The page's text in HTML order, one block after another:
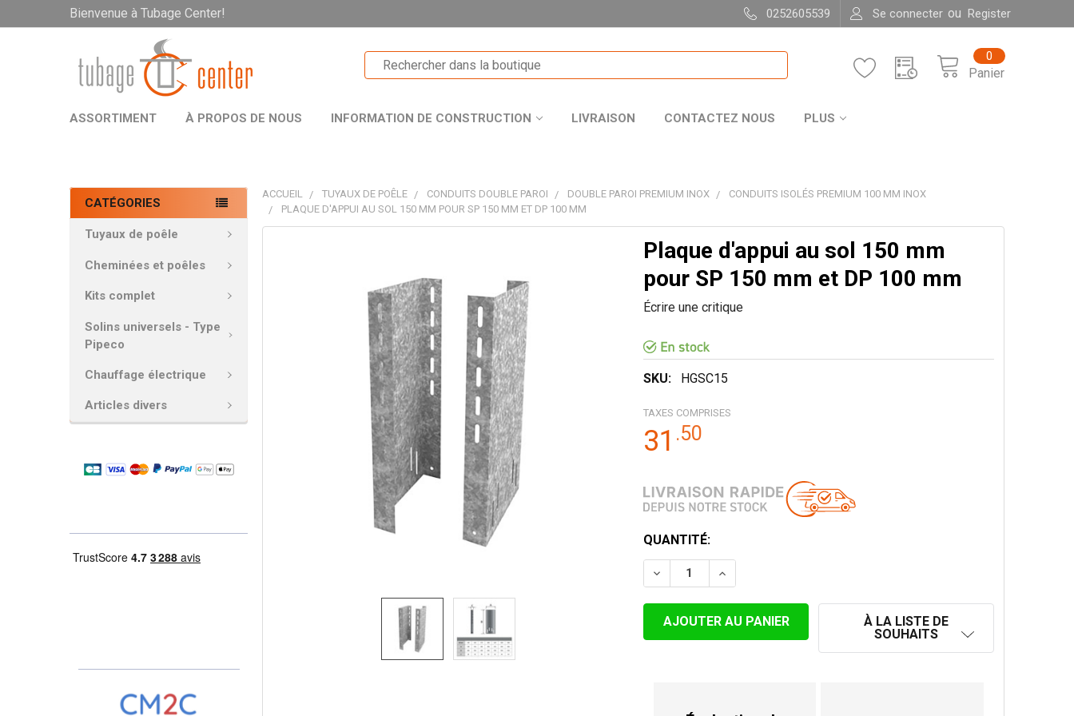
Bienvenue à Tubage Center! 0252605539 Se connecter ou Register
Panier
0
ASSORTIMENT À PROPOS DE NOUS INFORMATION DE CONSTRUCTION LIVRAISON CONTACTEZ NOUS PLUS
CATÉGORIES
Tuyaux de poêle
Cheminées et poêles
Kits complet
Solins universels - Type
Pipeco
Chauffage électrique
Articles divers
ACCUEIL TUYAUX DE POÊLE CONDUITS DOUBLE PAROI DOUBLE PAROI PREMIUM INOX
CONDUITS ISOLÉS PREMIUM 100 MM INOX
PLAQUE D'APPUI AU SOL 150 MM POUR SP 150 MM ET DP 100 MM
Plaque d'appui au sol 150 mm
pour SP 150 mm et DP 100 mm
Écrire une critique
SKU: HGSC15
TAXES COMPRISES
31 .50
STOCK
ACTUEL:
QUANTITÉ:
DIMINUER LA QUANTITÉ DE PLAQUE D'APPUI AU SOL 150 MM POUR
AUGMENTER LA QUANTITÉ DE PLAQUE D'APPUI AU SOL
À LA LISTE DE
SOUHAITS